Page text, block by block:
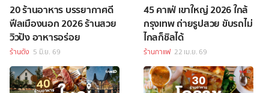
20 ร้านอาหาร บรรยากาศดี
ฟีลเมืองนอก 2026 ร้านสวย
วิวปัง อาหารอร่อย
ร้านดัง 5 มิ.ย. 69
45 คาเฟ่ เขาใหญ่ 2026 ใกล้
กรุงเทพ ถ่ายรูปสวย ขับรถไม่
ไกลก็ชิลได้
ร้านกาแฟ 22 เม.ย. 69